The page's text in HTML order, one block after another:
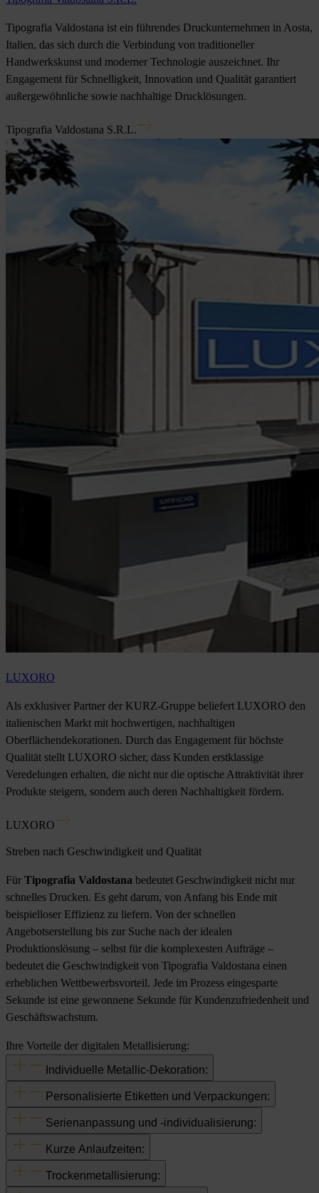
Tipografia Valdostana ist ein führendes Druckunternehmen in Aosta,
Italien, das sich durch die Verbindung von traditioneller
Handwerkskunst und moderner Technologie auszeichnet. Ihr
Engagement für Schnelligkeit, Innovation und Qualität garantiert
außergewöhnliche sowie nachhaltige Drucklösungen.
Tipografia Valdostana S.R.L.
LUXORO
Als exklusiver Partner der KURZ-Gruppe beliefert LUXORO den
italienischen Markt mit hochwertigen, nachhaltigen
Oberflächendekorationen. Durch das Engagement für höchste
Qualität stellt LUXORO sicher, dass Kunden erstklassige
Veredelungen erhalten, die nicht nur die optische Attraktivität ihrer
Produkte steigern, sondern auch deren Nachhaltigkeit fördern.
LUXORO
Streben nach Geschwindigkeit und Qualität
Für Tipografia Valdostana bedeutet Geschwindigkeit nicht nur
schnelles Drucken. Es geht darum, von Anfang bis Ende mit
beispielloser Effizienz zu liefern. Von der schnellen
Angebotserstellung bis zur Suche nach der idealen
Produktionslösung – selbst für die komplexesten Aufträge –
bedeutet die Geschwindigkeit von Tipografia Valdostana einen
erheblichen Wettbewerbsvorteil. Jede im Prozess eingesparte
Sekunde ist eine gewonnene Sekunde für Kundenzufriedenheit und
Geschäftswachstum.
Ihre Vorteile der digitalen Metallisierung:
Individuelle Metallic-Dekoration:
Personalisierte Etiketten und Verpackungen:
Serienanpassung und -individualisierung:
Kurze Anlaufzeiten:
Trockenmetallisierung: